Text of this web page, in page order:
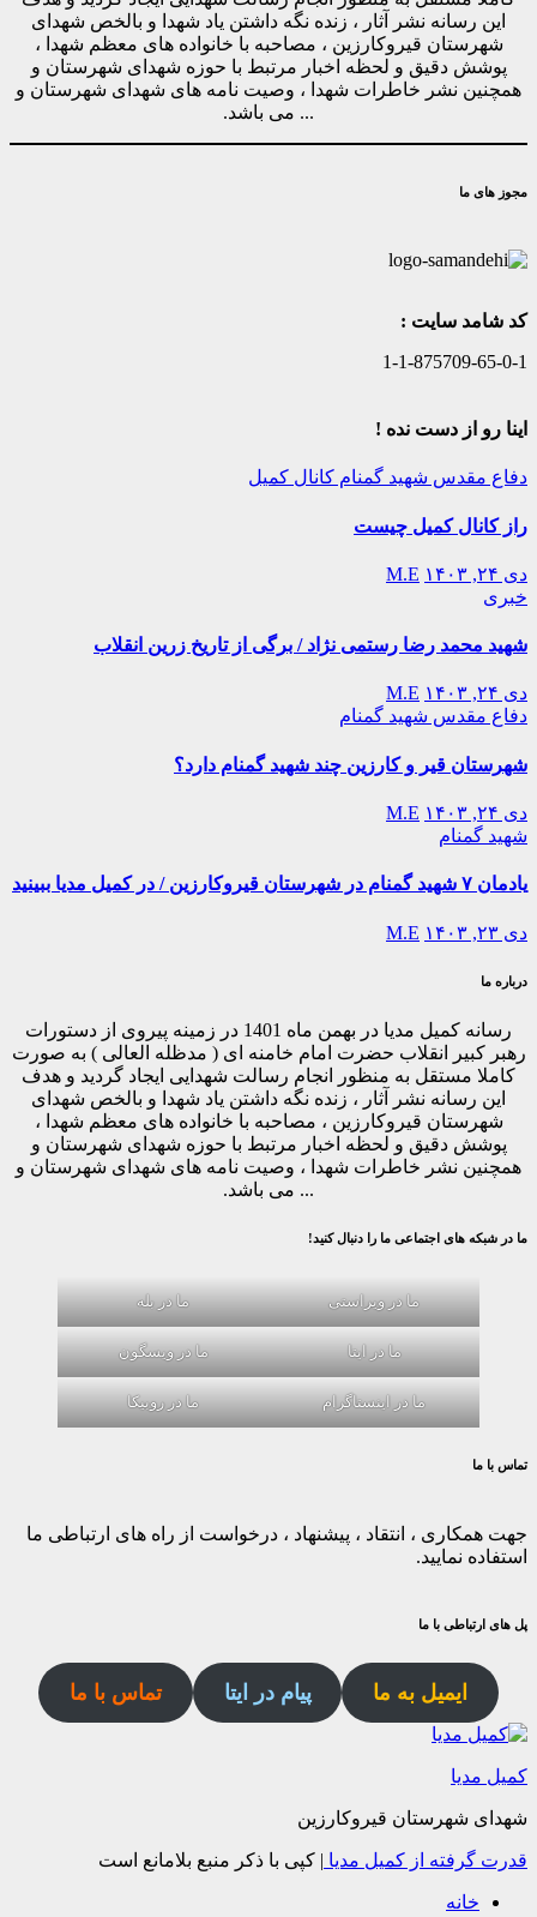
این رسانه نشر آثار ، زنده نگه داشتن یاد شهدا و بالخص شهدای
شهرستان قیروکارزین ، مصاحبه با خانواده های معظم شهدا ،
پوشش دقیق و لحظه اخبار مرتبط با حوزه شهدای شهرستان و
همچنین نشر خاطرات شهدا ، وصیت نامه های شهدای شهرستان و
... می باشد.
مجوز های ما
کد شامد سایت :
1-1-875709-65-0-1
اینا رو از دست نده !
دفاع مقدس شهید گمنام کانال کمیل
راز کانال کمیل چیست
دی ۲۴, ۱۴۰۳
M.E
خبری
شهید محمد رضا رستمی نژاد / برگی از تاریخ زرین انقلاب
دی ۲۴, ۱۴۰۳
M.E
دفاع مقدس شهید گمنام
شهرستان قیر و کارزین چند شهید گمنام دارد؟
دی ۲۴, ۱۴۰۳
M.E
شهید گمنام
یادمان ۷ شهید گمنام در شهرستان قیروکارزین / در کمیل مدیا ببینید
دی ۲۳, ۱۴۰۳ M.E
درباره ما
رسانه کمیل مدیا در بهمن ماه 1401 در زمینه پیروی از دستورات
رهبر کبیر انقلاب حضرت امام خامنه ای ( مدظله العالی ) به صورت
کاملا مستقل به منظور انجام رسالت شهدایی ایجاد گردید و هدف
این رسانه نشر آثار ، زنده نگه داشتن یاد شهدا و بالخص شهدای
شهرستان قیروکارزین ، مصاحبه با خانواده های معظم شهدا ،
پوشش دقیق و لحظه اخبار مرتبط با حوزه شهدای شهرستان و
همچنین نشر خاطرات شهدا ، وصیت نامه های شهدای شهرستان و
... می باشد.
ما در شبکه های اجتماعی ما را دنبال کنید!
ما در ویراستی ما در بله
ما در ایتا ما در ویسگون
ما در اینستاگرام ما در روبیکا
تماس با ما
جهت همکاری ، انتقاد ، پیشنهاد ، درخواست از راه های ارتباطی ما
استفاده نمایید.
پل های ارتباطی با ما
ایمیل به ما پیام در ایتا تماس با ما
کمیل مدیا
شهدای شهرستان قیروکارزین
قدرت گرفته از کمیل مدیا | کپی با ذکر منبع بلامانع است
خانه